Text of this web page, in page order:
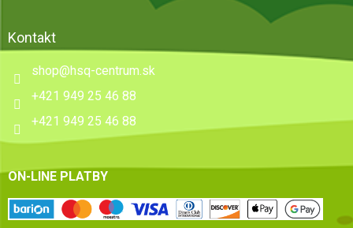
Kontakt
shop@hsq-centrum.sk
+421 949 25 46 88
+421 949 25 46 88
ON-LINE PLATBY